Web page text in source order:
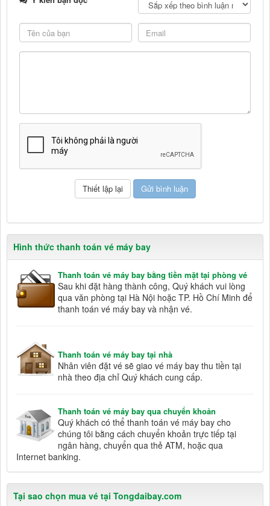
Hình thức thanh toán vé máy bay
Thanh toán vé máy bay bằng tiền mặt tại phòng vé
Sau khi đặt hàng thành công, Quý khách vui lòng
qua văn phòng tại Hà Nội hoặc TP. Hồ Chí Minh để
thanh toán vé máy bay và nhận vé.
Thanh toán vé máy bay tại nhà
Nhân viên đặt vé sẽ giao vé máy bay thu tiền tại
nhà theo địa chỉ Quý khách cung cấp.
Thanh toán vé máy bay qua chuyển khoản
Quý khách có thể thanh toán vé máy bay cho
chúng tôi bằng cách chuyển khoản trực tiếp tại
ngân hàng, chuyển qua thẻ ATM, hoặc qua
Internet banking.
Tại sao chọn mua vé tại Tongdaibay.com